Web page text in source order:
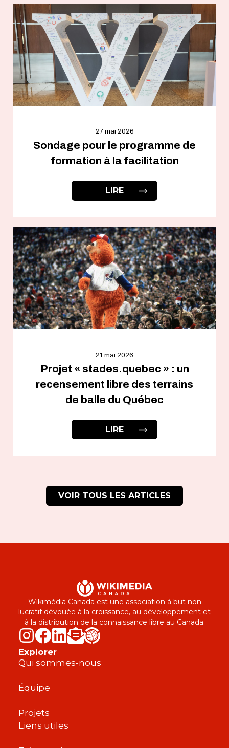
27 mai 2026
Sondage pour le programme de
formation à la facilitation
LIRE
21 mai 2026
Projet « stades.quebec » : un
recensement libre des terrains
de balle du Québec
LIRE
VOIR TOUS LES ARTICLES
Wikimédia Canada est une association à but non
lucratif dévouée à la croissance, au développement et
à la distribution de la connaissance libre au Canada.
Explorer
Qui sommes-nous
Équipe
Projets
Liens utiles